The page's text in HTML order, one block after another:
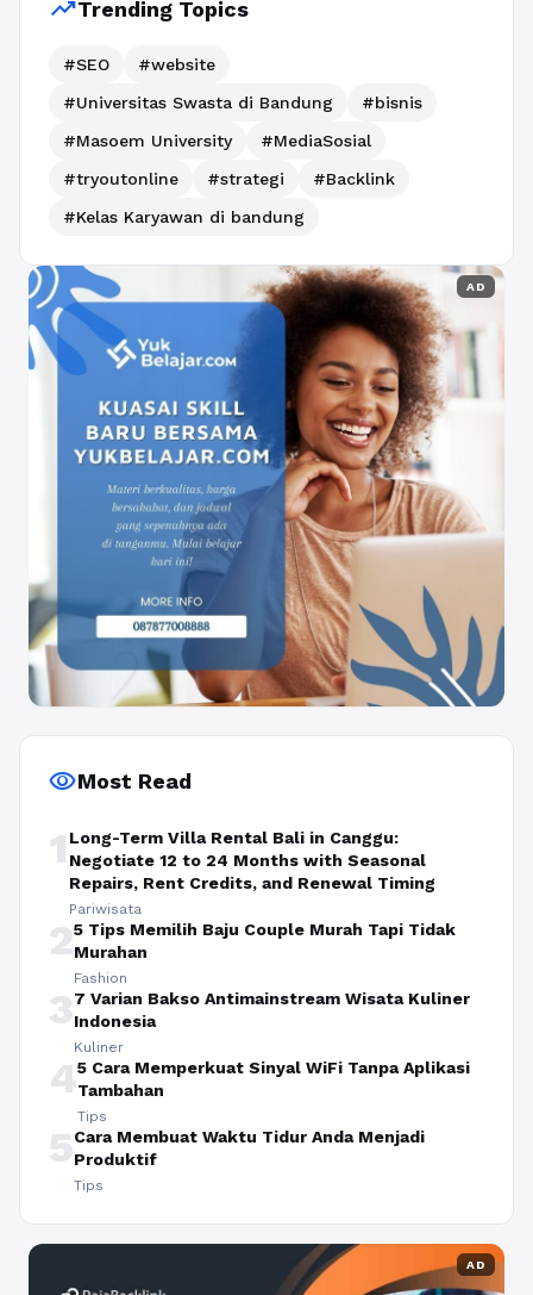
trending_upTrending Topics
#SEO
#website
#Universitas Swasta di Bandung
#bisnis
#Masoem University
#MediaSosial
#tryoutonline
#strategi
#Backlink
#Kelas Karyawan di bandung
AD
visibilityMost Read
1 Long-Term Villa Rental Bali in Canggu:
Negotiate 12 to 24 Months with Seasonal
Repairs, Rent Credits, and Renewal Timing
Pariwisata
25 Tips Memilih Baju Couple Murah Tapi Tidak
Murahan
Fashion
37 Varian Bakso Antimainstream Wisata Kuliner
Indonesia
Kuliner
45 Cara Memperkuat Sinyal WiFi Tanpa Aplikasi
Tambahan
Tips
5Cara Membuat Waktu Tidur Anda Menjadi
Produktif
Tips
AD